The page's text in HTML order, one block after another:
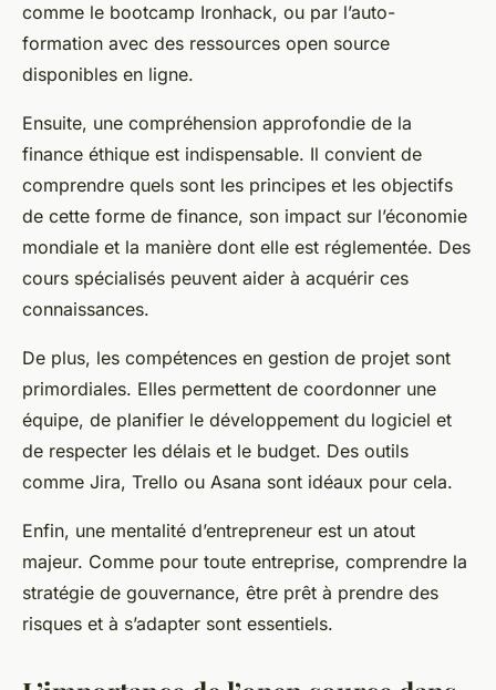
comme le bootcamp Ironhack, ou par l’auto-
formation avec des ressources open source
disponibles en ligne.
Ensuite, une compréhension approfondie de la
finance éthique est indispensable. Il convient de
comprendre quels sont les principes et les objectifs
de cette forme de finance, son impact sur l’économie
mondiale et la manière dont elle est réglementée. Des
cours spécialisés peuvent aider à acquérir ces
connaissances.
De plus, les compétences en gestion de projet sont
primordiales. Elles permettent de coordonner une
équipe, de planifier le développement du logiciel et
de respecter les délais et le budget. Des outils
comme Jira, Trello ou Asana sont idéaux pour cela.
Enfin, une mentalité d’entrepreneur est un atout
majeur. Comme pour toute entreprise, comprendre la
stratégie de gouvernance, être prêt à prendre des
risques et à s’adapter sont essentiels.